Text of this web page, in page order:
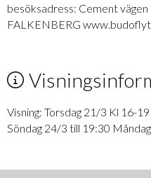
besöksadress: Cement
FALKENBERG
Visning: Torsdag 21/3 Kl 16-
Söndag 24/3 till 19:30